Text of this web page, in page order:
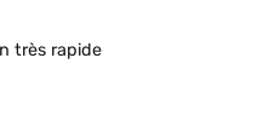
très rapide